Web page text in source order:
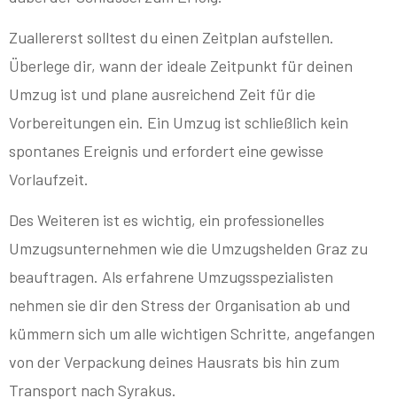
Zuallererst solltest du einen Zeitplan aufstellen.
Überlege dir, wann der ideale Zeitpunkt für deinen
Umzug ist und plane ausreichend Zeit für die
Vorbereitungen ein. Ein Umzug ist schließlich kein
spontanes Ereignis und erfordert eine gewisse
Vorlaufzeit.
Des Weiteren ist es wichtig, ein professionelles
Umzugsunternehmen wie die Umzugshelden Graz zu
beauftragen. Als erfahrene Umzugsspezialisten
nehmen sie dir den Stress der Organisation ab und
kümmern sich um alle wichtigen Schritte, angefangen
von der Verpackung deines Hausrats bis hin zum
Transport nach Syrakus.